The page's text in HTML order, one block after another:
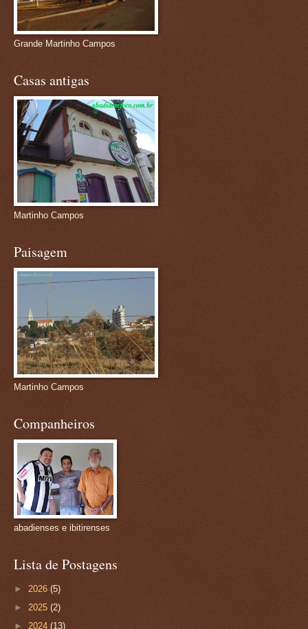
Grande Martinho Campos
Casas antigas
Martinho Campos
Paisagem
Martinho Campos
Companheiros
abadienses e ibitirenses
Lista de Postagens
► 2026 (5)
► 2025 (2)
► 2024 (13)